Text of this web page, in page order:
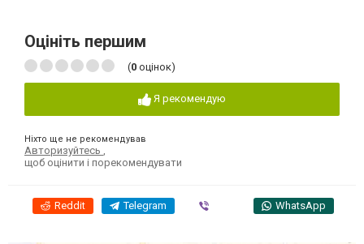
Оцініть першим
(0 оцінок)
Я рекомендую
Ніхто ще не рекомендував
Авторизуйтесь
щоб оцінити і порекомендувати
Reddit Telegram WhatsApp